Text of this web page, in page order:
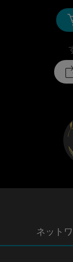
ネット